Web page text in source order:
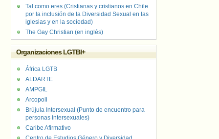
Tal como eres (Cristianas y cristianos en Chile
por la inclusión de la Diversidad Sexual en las
iglesias y en la sociedad)
The Gay Christian (en inglés)
Organizaciones LGTBI+
África LGTB
ALDARTE
AMPGIL
Arcopoli
Brújula Intersexual (Punto de encuentro para
personas intersexuales)
Caribe Afirmativo